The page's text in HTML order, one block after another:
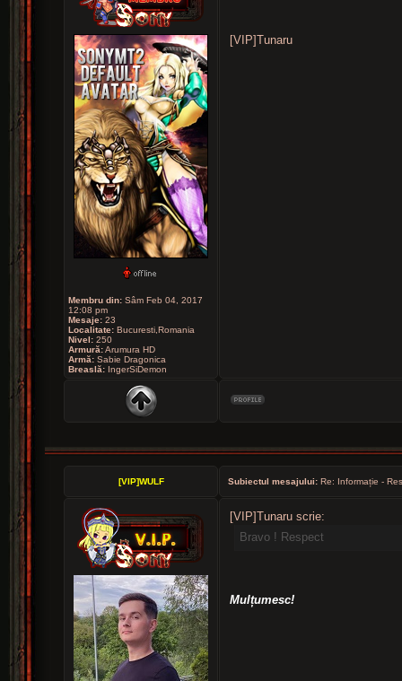
Membru din: Sâm Feb 04, 2017
12:08 pm
Mesaje: 23
Localitate: Bucuresti,Romania
Nivel: 250
Armură:Arumura HD
Armă: Sabie Dragonica
Breaslă: IngerSiDemon
[VIP]Tunaru
[VIP]WULF Subiectul mesajului: Re: Informație -
[VIP]Tunaru scrie:
Bravo ! Respect
Mulțumesc!